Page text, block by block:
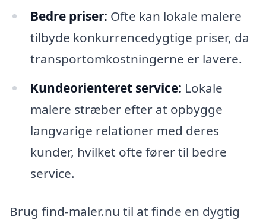
Bedre priser: Ofte kan lokale malere
tilbyde konkurrencedygtige priser, da
transportomkostningerne er lavere.
Kundeorienteret service: Lokale
malere stræber efter at opbygge
langvarige relationer med deres
kunder, hvilket ofte fører til bedre
service.
Brug find-maler.nu til at finde en dygtig